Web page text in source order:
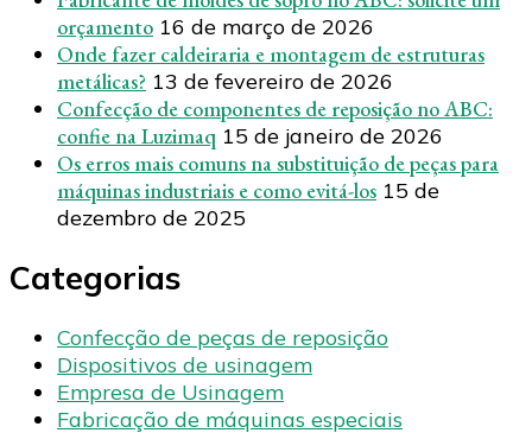
orçamento 16 de março de 2026
Onde fazer caldeiraria e montagem de estruturas
metálicas? 13 de fevereiro de 2026
Confecção de componentes de reposição no ABC:
confie na Luzimaq 15 de janeiro de 2026
Os erros mais comuns na substituição de peças para
máquinas industriais e como evitá-los 15 de
dezembro de 2025
Categorias
Confecção de peças de reposição
Dispositivos de usinagem
Empresa de Usinagem
Fabricação de máquinas especiais